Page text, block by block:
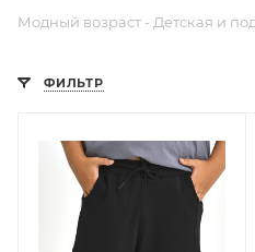
Модный возраст - Детская и
ФИЛЬТР